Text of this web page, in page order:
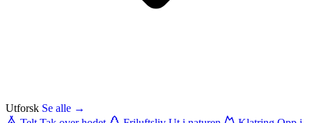
Utforsk Se alle →